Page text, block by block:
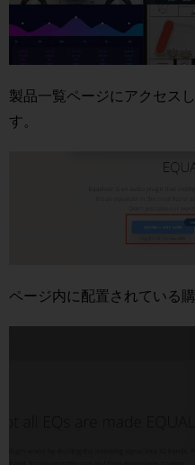
製品一覧ページにアクセス
す。
ページ内に配置されている